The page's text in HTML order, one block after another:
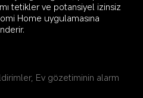
tetikler ve potansiyel izinsiz
Home uygulamasına
Ev gözetiminin alarm